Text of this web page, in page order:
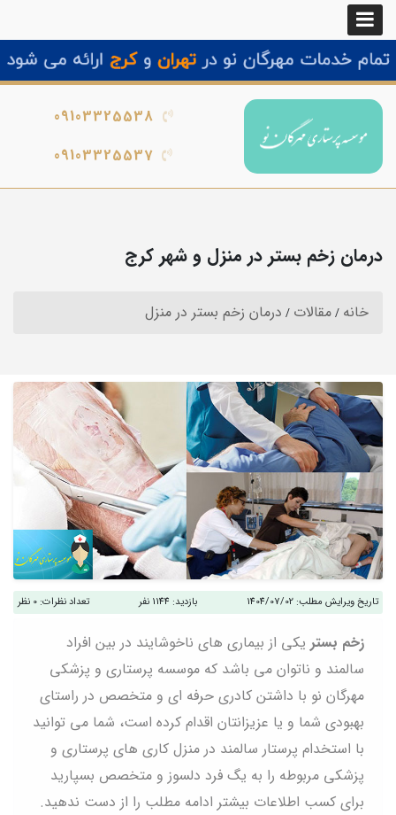
09103325538
09103325537
درمان زخم بستر در منزل و شهر کرج
خانه مقالات درمان زخم بستر در منزل
تاریخ ویرایش مطلب: 1404/07/02 بازدید: 1144 نفر تعداد نظرات: 0 نظر
زخم بستر یکی از بیماری های ناخوشایند در بین افراد
سالمند و ناتوان می باشد که موسسه پرستاری و پزشکی
مهرگان نو با داشتن کادری حرفه ای و متخصص در راستای
بهبودی شما و یا عزیزانتان اقدام کرده است، شما می توانید
با استخدام پرستار سالمند در منزل کاری های پرستاری و
پزشکی مربوطه را به یگ فرد دلسوز و متخصص بسپارید
برای کسب اطلاعات بیشتر ادامه مطلب را از دست ندهید.